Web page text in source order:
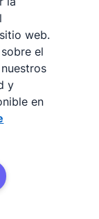
ejemplo,
del
dolor
de
a
más
web.
el
y
en